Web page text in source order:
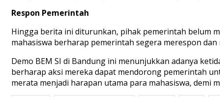
Respon Pemerintah
Hingga berita ini diturunkan, pihak pemerintah belum
mahasiswa berharap pemerintah segera merespon
Demo BEM SI di Bandung ini menunjukkan adanya
berharap aksi mereka dapat mendorong pemerintah
merata menjadi harapan utama para mahasiswa, demi